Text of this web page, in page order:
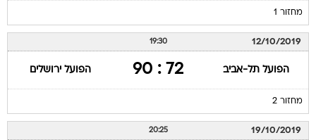
מחזור 1
12/10/2019
19:30
הפועל תל-אביב 72 : 90 הפועל ירושלים
מחזור 2
19/10/2019
20:25